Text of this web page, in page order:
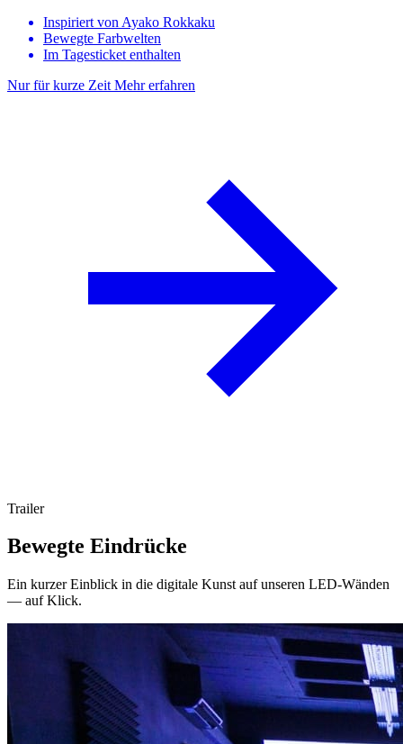
Inspiriert von Ayako Rokkaku
Bewegte Farbwelten
Im Tagesticket enthalten
Nur für kurze Zeit Mehr erfahren
Trailer
Bewegte Eindrücke
Ein kurzer Einblick in die digitale Kunst auf unseren LED-Wänden
— auf Klick.